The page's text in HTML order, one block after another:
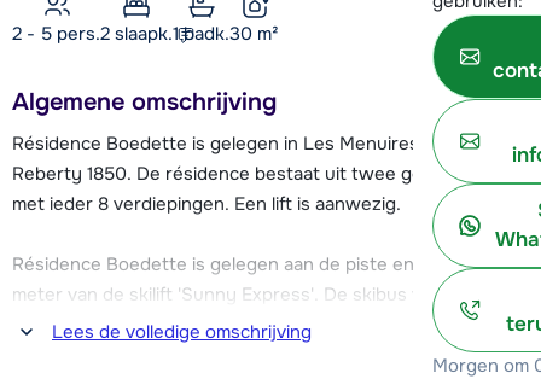
Morgen om
2 - 5 pers.2 slaapk.1 badk.30 m²
Algemene omschrijving
Résidence Boedette is gelegen in Les Menuires, in de wijk
Reberty 1850. De résidence bestaat uit twee gebouwen
met ieder 8 verdiepingen. Een lift is aanwezig.
Résidence Boedette is gelegen aan de piste en op ca. 50
meter van de skilift 'Sunny Express'. De skibus vertrekt vlak
voor de résidence. Deze brengt je eveneens naar het
Lees de volledige omschrijving